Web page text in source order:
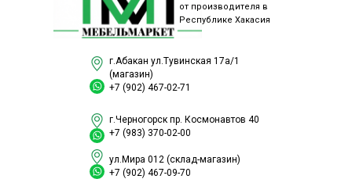
от производителя в
Республике Хакасия
г.Абакан ул.Тувинская 17а/1
(магазин)
+7 (902) 467-02-71
г.Черногорск пр. Космонавтов 40
+7 (983) 370-02-00
ул.Мира 012 (склад-магазин)
+7 (902) 467-09-70